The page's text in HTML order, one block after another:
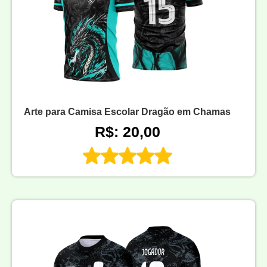
Arte para Camisa Escolar Dragão em Chamas
R$: 20,00